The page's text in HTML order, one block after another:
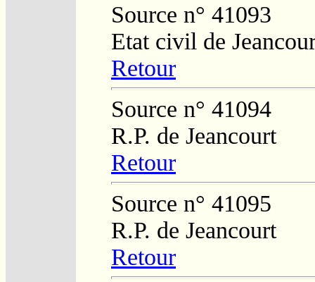
Source n° 41093
Etat civil de
Retour
Source n° 41094
R.P. de Jeancourt
Retour
Source n° 41095
R.P. de Jeancourt
Retour